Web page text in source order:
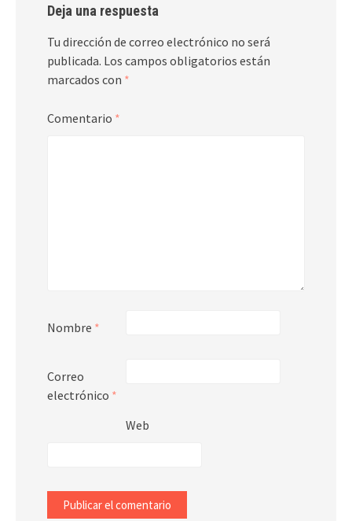
Deja una respuesta
Tu dirección de correo electrónico no será
publicada. Los campos obligatorios están
marcados con *
Comentario *
Nombre *
Correo
electrónico *
Web